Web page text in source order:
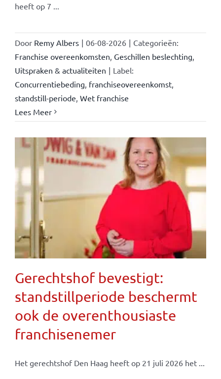
heeft op 7 ...
Door Remy Albers | 06-08-2026 | Categorieën:
Franchise overeenkomsten Geschillen beslechting
Uitspraken & actualiteiten | Label:
Concurrentiebeding franchiseovereenkomst,
standstill-periode Wet franchise
Lees Meer
Gerechtshof bevestigt:
standstillperiode beschermt
ook de overenthousiaste
franchisenemer
Het gerechtshof Den Haag heeft op 21 juli 2026 het ...